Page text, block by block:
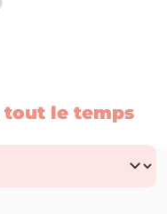
tout le temps